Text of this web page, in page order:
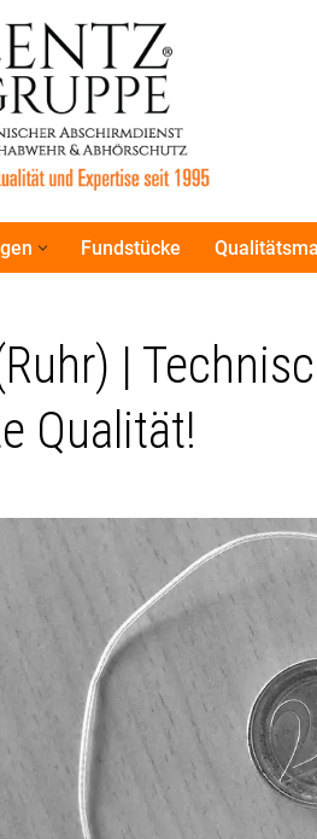
Fundstücke
|
Qualität!